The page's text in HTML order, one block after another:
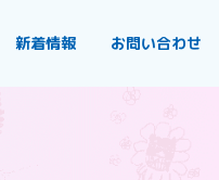
新着情報 お問い合わせ